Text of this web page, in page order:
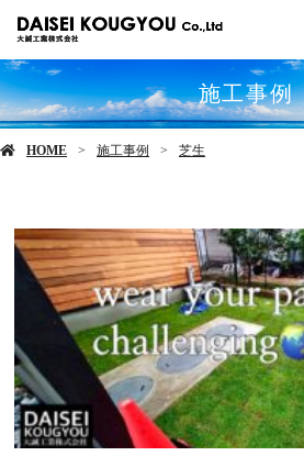
施工事例
HOME 施工事例 芝生